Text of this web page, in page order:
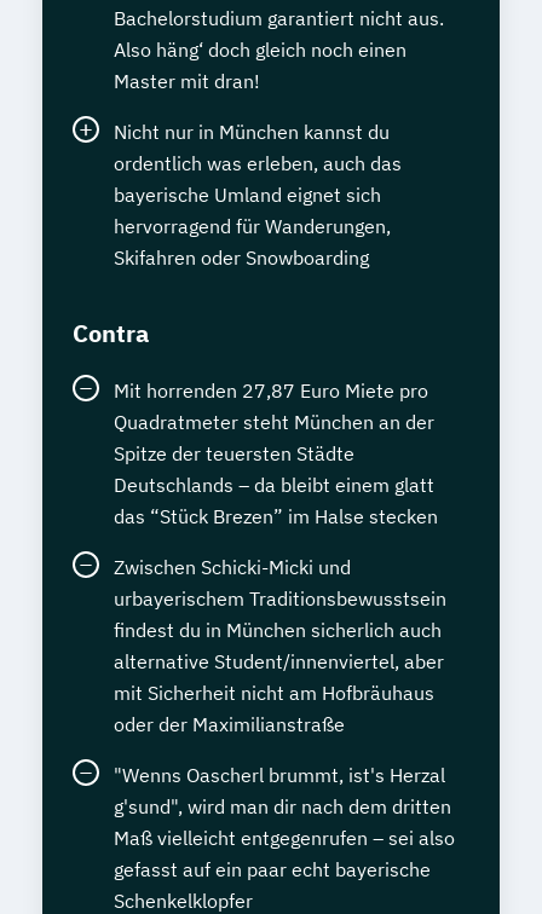
Bachelorstudium garantiert nicht aus.
Also häng‘ doch gleich noch einen
Master mit dran!
Nicht nur in München kannst du
ordentlich was erleben, auch das
bayerische Umland eignet sich
hervorragend für Wanderungen,
Skifahren oder Snowboarding
Contra
Mit horrenden 27,87 Euro Miete pro
Quadratmeter steht München an der
Spitze der teuersten Städte
Deutschlands – da bleibt einem glatt
das “Stück Brezen” im Halse stecken
Zwischen Schicki-Micki und
urbayerischem Traditionsbewusstsein
findest du in München sicherlich auch
alternative Student/innenviertel, aber
mit Sicherheit nicht am Hofbräuhaus
oder der Maximilianstraße
"Wenns Oascherl brummt, ist's Herzal
g'sund", wird man dir nach dem dritten
Maß vielleicht entgegenrufen – sei also
gefasst auf ein paar echt bayerische
Schenkelklopfer